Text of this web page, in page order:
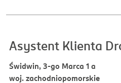
Asystent Klienta
Świdwin, 3-go Marca 1 a
woj. zachodniopomorskie